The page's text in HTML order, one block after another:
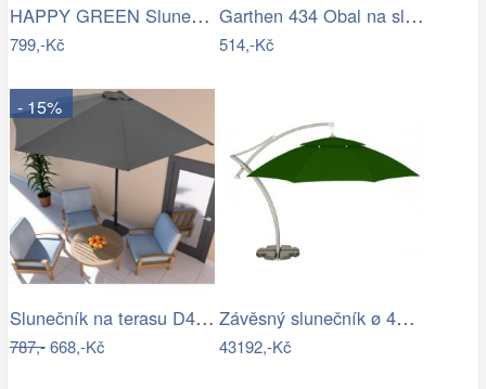
HAPPY GREEN Slunečník s kličkou 230 cm,…
799,-Kč
Garthen 434 Obal na slunečník s…
514,-Kč
- 15%
Slunečník na terasu D4164 Dekorhome
787,-668,-Kč
Závěsný slunečník ø 420 cm
43192,-Kč